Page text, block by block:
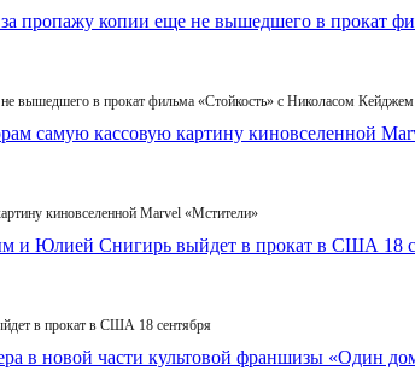
вышедшего в прокат фильма «Стойкость» с Николасом Кейджем
киновселенной Marvel «Мстители»
в прокат в США 18 сентября